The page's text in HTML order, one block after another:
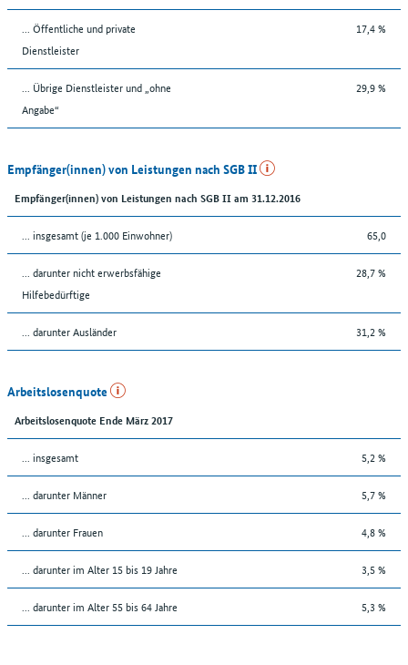
... Öffentliche und private
Dienstleister
17,4 %
... Übrige Dienstleister und „ohne
Angabe“
29,9 %
Empfänger(innen) von Leistungen nach SGB II
Empfänger(innen) von Leistungen nach SGB II am 31.12.2016
... insgesamt (je 1.000 Einwohner) 65,0
... darunter nicht erwerbsfähige
Hilfebedürftige
28,7 %
... darunter Ausländer 31,2 %
Arbeitslosenquote
Arbeitslosenquote Ende März 2017
... insgesamt 5,2 %
... darunter Männer 5,7 %
... darunter Frauen 4,8 %
... darunter im Alter 15 bis 19 Jahre 3,5 %
... darunter im Alter 55 bis 64 Jahre 5,3 %